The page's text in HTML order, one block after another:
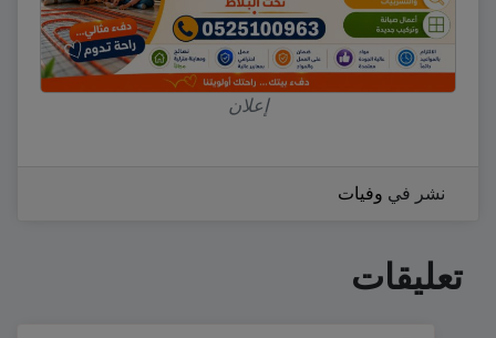
إعلان
نشر في وفيات
تعليقات